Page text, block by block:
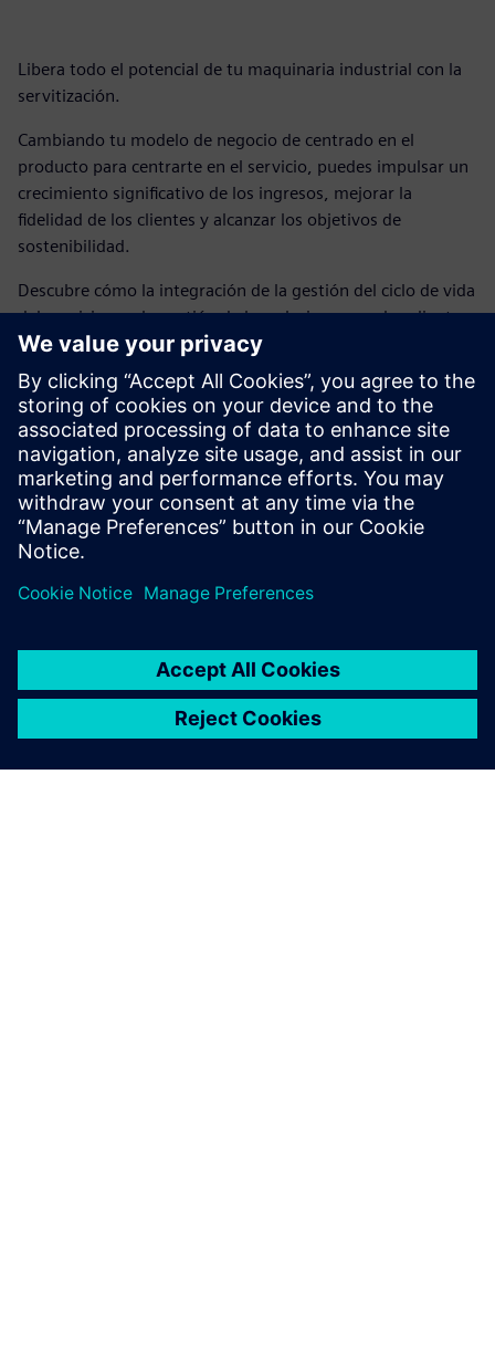
Libera todo el potencial de tu maquinaria industrial con la
servitización.
Cambiando tu modelo de negocio de centrado en el
producto para centrarte en el servicio, puedes impulsar un
crecimiento significativo de los ingresos, mejorar la
fidelidad de los clientes y alcanzar los objetivos de
sostenibilidad.
Descubre cómo la integración de la gestión del ciclo de vida
del servicio con la gestión de las relaciones con los clientes
puede crear una poderosa sinergia, permitiéndote tomar
decisiones basadas en datos, aumentar la eficiencia y captar
nuevas oportunidades de ingresos.
Descarga este white paper para aprovechar todo el
potencial de la servitización y obtener información práctica
para potenciar tu negocio.
Compartir